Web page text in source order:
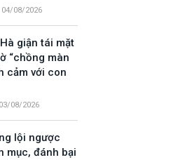
04/08/2026
giận tái mặt
“chồng màn
cảm với con
03/08/2026
lội ngược
mục, đánh bại